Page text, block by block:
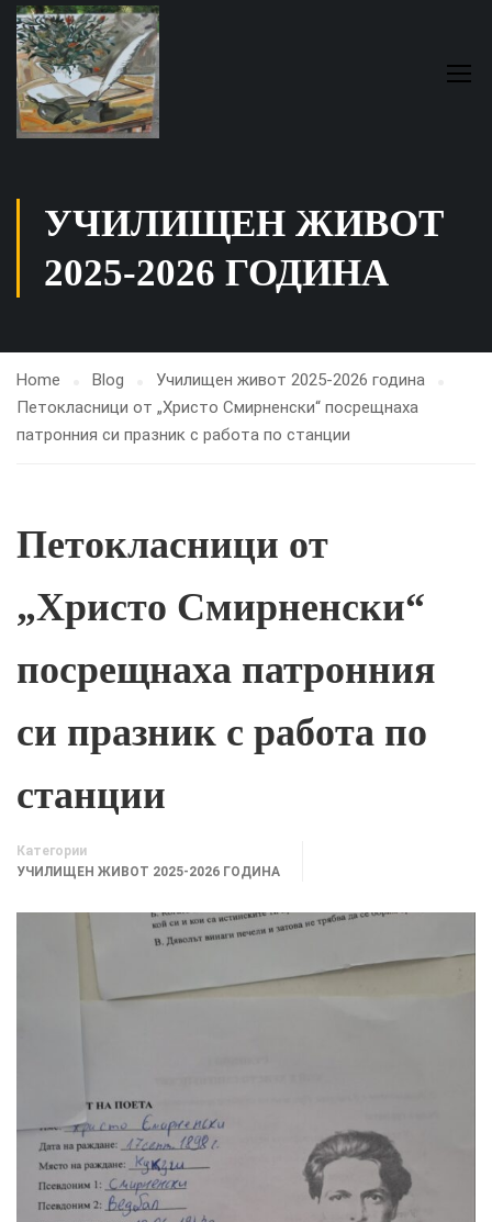
УЧИЛИЩЕН ЖИВОТ
2025-2026 ГОДИНА
Home Blog
Училищен живот 2025-2026 година
Петокласници от „Христо Смирненски“ посрещнаха
патронния си празник с работа по станции
Петокласници от
„Христо Смирненски“
посрещнаха патронния
си празник с работа по
станции
Категории
УЧИЛИЩЕН ЖИВОТ 2025-2026 ГОДИНА